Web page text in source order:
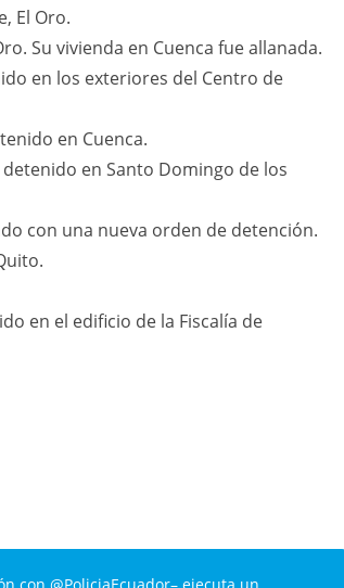
El Oro.
Su vivienda en Cuenca fue allanada.
en los exteriores del Centro de
en Cuenca.
en Santo Domingo de los
con una nueva orden de detención.
en el edificio de la Fiscalía de